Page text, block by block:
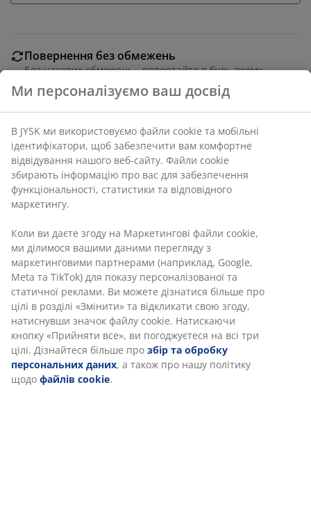
Повернення без обмежень
Без часових обмежень - повертайте в будь-якому
Різні варіанти доставки
Швидка та зручна доставка на ваш вибір
Артикул: 5080044
Характеристики
Відгуки
(24)